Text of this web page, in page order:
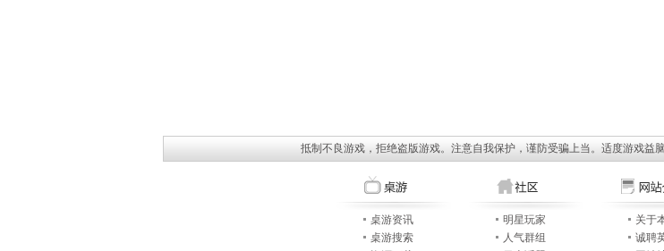
抵制不良游戏，拒绝盗版游戏。注意自我保护，谨防受骗上当。适度游戏益
桌游资讯
桌游搜索
明星玩家
人气群组
关于
诚聘